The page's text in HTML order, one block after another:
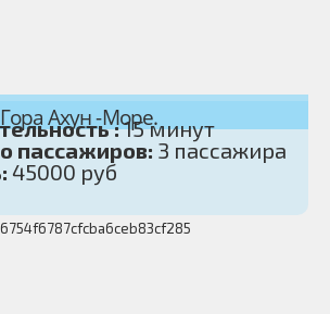
Ахун -Море.
:15 минут
пассажиров: 3 пассажира
45000 руб